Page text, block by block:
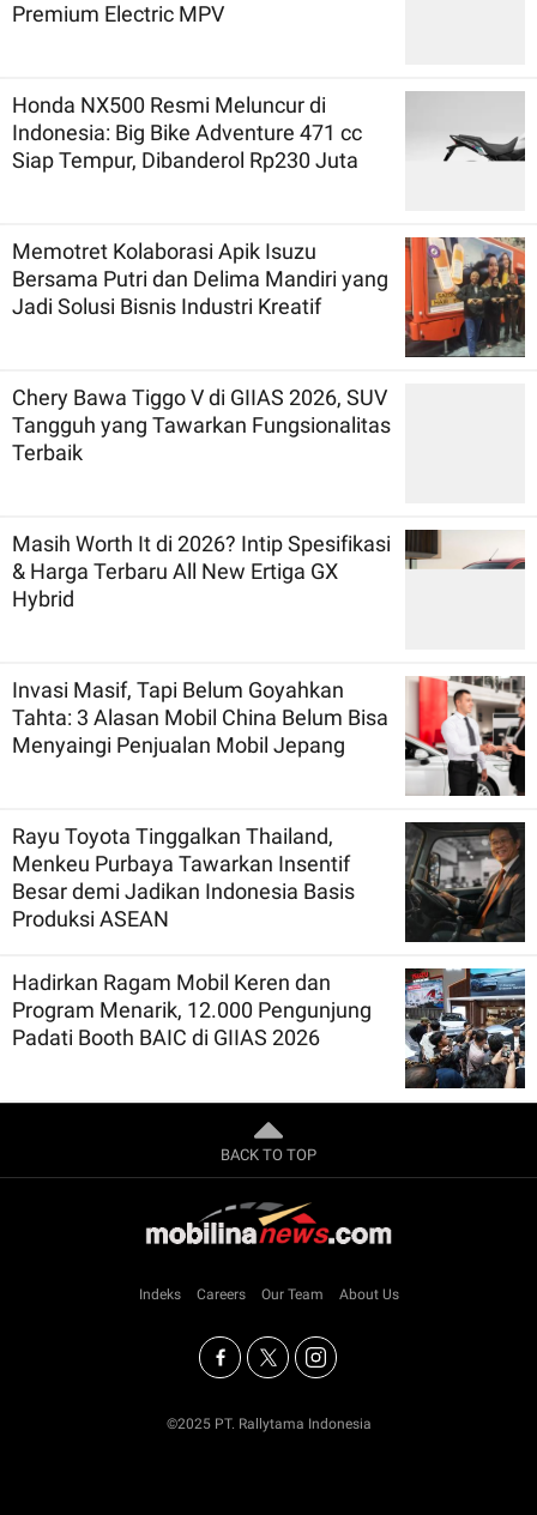
Premium Electric MPV
Honda NX500 Resmi Meluncur di
Indonesia: Big Bike Adventure 471 cc
Siap Tempur, Dibanderol Rp230 Juta
Memotret Kolaborasi Apik Isuzu
Bersama Putri dan Delima Mandiri yang
Jadi Solusi Bisnis Industri Kreatif
Chery Bawa Tiggo V di GIIAS 2026, SUV
Tangguh yang Tawarkan Fungsionalitas
Terbaik
Masih Worth It di 2026? Intip Spesifikasi
& Harga Terbaru All New Ertiga GX
Hybrid
Invasi Masif, Tapi Belum Goyahkan
Tahta: 3 Alasan Mobil China Belum Bisa
Menyaingi Penjualan Mobil Jepang
Rayu Toyota Tinggalkan Thailand,
Menkeu Purbaya Tawarkan Insentif
Besar demi Jadikan Indonesia Basis
Produksi ASEAN
Hadirkan Ragam Mobil Keren dan
Program Menarik, 12.000 Pengunjung
Padati Booth BAIC di GIIAS 2026
BACK TO TOP
Indeks Careers Our Team About Us
©2025 PT. Rallytama Indonesia